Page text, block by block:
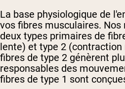
La base physiologique de
vos fibres musculaires.
deux types primaires de
lente) et type 2
fibres de type 2 génèrent
responsables des
fibres de type 1 sont